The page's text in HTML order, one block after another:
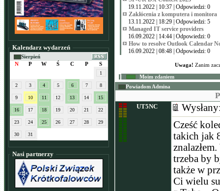
Kalendarz wydarzeń
Sierpień
N
P W Ś C P S
1
2 3 4 5 6 7 8
9 10 11 12 13 14 15
16 17 18 19 20 21 22
23 24 25 26 27 28 29
30 31
Nasi partnerzy
19.11.2022 | 10:37 | Odpowiedzi: 0
Zakłócenia z komputera i monitora
13.11.2022 | 18:29 | Odpowiedzi: 5
Managed IT service providers
16.09.2022 | 14:44 | Odpowiedzi: 0
How to resolve Outlook Calendar
16.09.2022 | 08:48 | Odpowiedzi: 0
Uwaga! Zanim
Moim zdaniem
Powiadom Admina
UT5NC
Cześć
takich jak
trzeba by
także w
Ci wielu